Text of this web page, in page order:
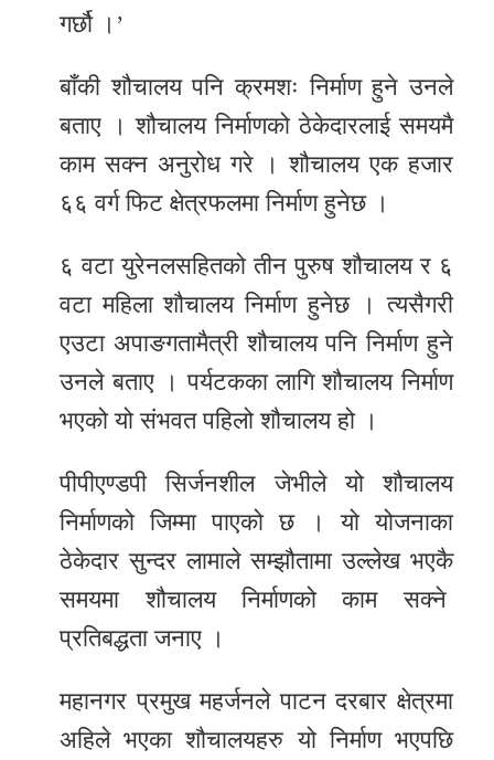
गर्छौ ।’
बाँकी शौचालय पनि क्रमशः निर्माण हुने उनले
बताए । शौचालय निर्माणको ठेकेदारलाई समयमै
काम सक्न अनुरोध गरे । शौचालय एक हजार
६६ वर्ग फिट क्षेत्रफलमा निर्माण हुनेछ ।
६ वटा युरेनलसहितको तीन पुरुष शौचालय र ६
वटा महिला शौचालय निर्माण हुनेछ । त्यसैगरी
एउटा अपाङगतामैत्री शौचालय पनि निर्माण हुने
उनले बताए । पर्यटकका लागि शौचालय निर्माण
भएको यो संभवत पहिलो शौचालय हो ।
पीपीएण्डपी सिर्जनशील जेभीले यो शौचालय
निर्माणको जिम्मा पाएको छ । यो योजनाका
ठेकेदार सुन्दर लामाले सम्झौतामा उल्लेख भएकै
समयमा शौचालय निर्माणको काम सक्ने
प्रतिबद्धता जनाए ।
महानगर प्रमुख महर्जनले पाटन दरबार क्षेत्रमा
अहिले भएका शौचालयहरु यो निर्माण भएपछि